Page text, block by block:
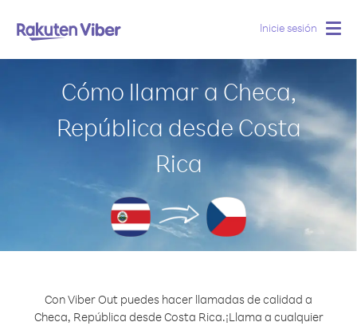
Inicie sesión
Cómo llamar a Checa,
República desde Costa
Rica
Con Viber Out puedes hacer llamadas de calidad a
Checa, República desde Costa Rica.¡Llama a cualquier